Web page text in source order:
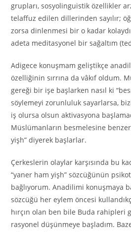
grupları, sosyolinguistik özellikler
telaffuz edilen dillerinden sayılır;
zorsa dinlenmesi bir o kadar
adeta meditasyonel bir sağaltım
Adigece konuşmam geliştikçe
özelliğinin sırrına da vâkıf oldum.
gereği bir işe başlarken nasıl ki
söylemeyi zorunluluk sayarlarsa,
iş olursa olsun aktivasyona
Müslümanların besmelesine
yişh” diyerek başlarlar.
Çerkeslerin olaylar karşısında bu
“yaner ham yişh” sözcüğünün
bağlıyorum. Anadilimi konuşmaya
sözcüğü her eylem öncesi
hırçın olan ben bile Buda rahipleri
rasyonel düşünmeye başladım.